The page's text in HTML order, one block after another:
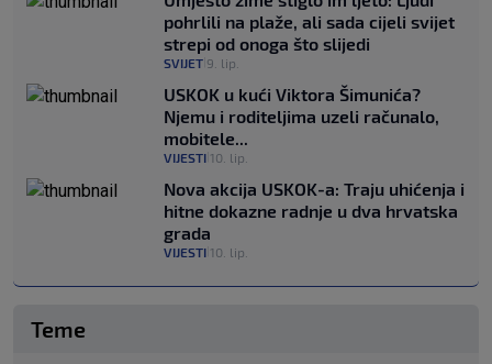
pohrlili na plaže, ali sada cijeli svijet
strepi od onoga što slijedi
SVIJET 9. lip.
USKOK u kući Viktora Šimunića?
Njemu i roditeljima uzeli računalo,
mobitele...
VIJESTI 10. lip.
Nova akcija USKOK-a: Traju uhićenja i
hitne dokazne radnje u dva hrvatska
grada
VIJESTI 10. lip.
Teme